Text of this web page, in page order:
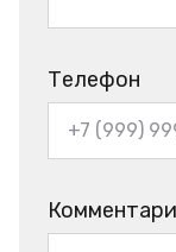
Телефон